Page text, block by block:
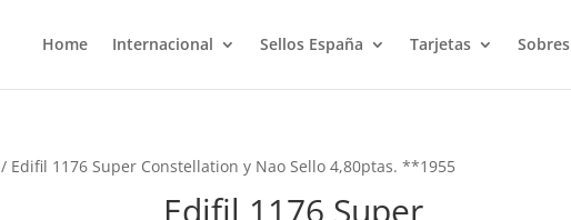
Home Internacional Sellos España Tarjetas Sobres
/ Edifil 1176 Super Constellation y Nao Sello 4,80ptas. **1955
Edifil 1176 Super